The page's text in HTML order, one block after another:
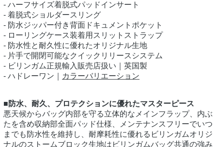
- ハーフサイズ着脱式パッドインサート
- 着脱式ショルダースリング
- 防水ジッパー付き背面ドキュメントポケット
- ローリングケース装着用スリットストラップ
- 防水性と耐久性に優れたオリジナル生地
- 片手で開閉可能なクイックリリースシステム
- ビリンガム正規輸入販売店扱い｜英国製
- ハドレーワン｜
カラーバリエーション
■防水、耐久、プロテクションに優れたマスターピース
悪天候からバッグ内部を守る立体的なメインフラップ、内ぶ
たを含め収納部全面パッド仕様、メンテナンスフリーでいつ
までも防水性を維持し、耐摩耗性に優れるビリンガムオリジ
ナルのストームブロック生地はビリンガムバッグ共通の強み